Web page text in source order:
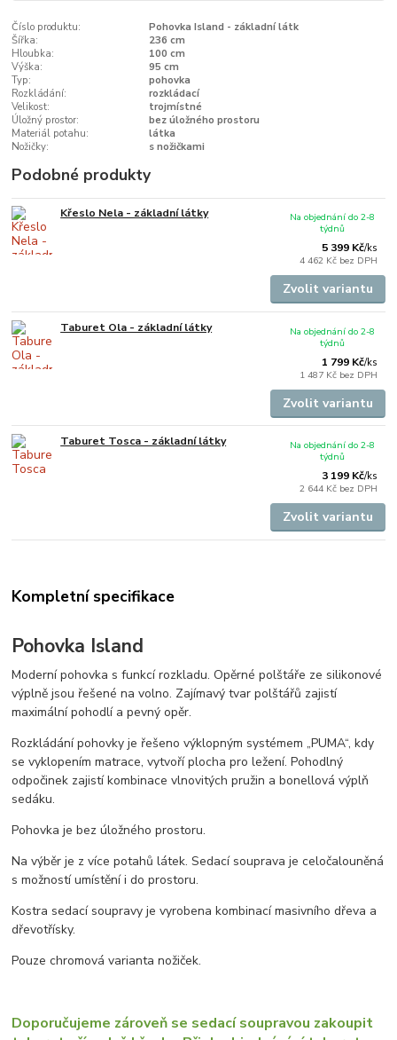
Číslo produktu:
Pohovka Island - základní látk
Šířka:
236 cm
Hloubka:
100 cm
Výška:
95 cm
Typ:
pohovka
Rozkládání:
rozkládací
Velikost:
trojmístné
Úložný prostor:
bez úložného prostoru
Materiál potahu:
látka
Nožičky:
s nožičkami
Podobné produkty
Křeslo Nela - základní látky
5 399 Kč/ks
4 462 Kč bez DPH
Na objednání do 2-8
týdnů
Zvolit variantu
Taburet Ola - základní látky
1 799 Kč/ks
1 487 Kč bez DPH
Na objednání do 2-8
týdnů
Zvolit variantu
Taburet Tosca - základní látky
3 199 Kč/ks
2 644 Kč bez DPH
Na objednání do 2-8
týdnů
Zvolit variantu
Kompletní specifikace
Pohovka Island
Moderní pohovka s funkcí rozkladu. Opěrné polštáře ze silikonové
výplně jsou řešené na volno. Zajímavý tvar polštářů zajistí
maximální pohodlí a pevný opěr.
Rozkládání pohovky je řešeno výklopným systémem „PUMA“, kdy
se vyklopením matrace, vytvoří plocha pro ležení. Pohodlný
odpočinek zajistí kombinace vlnovitých pružin a bonellová výplň
sedáku.
Pohovka je bez úložného prostoru.
Na výběr je z více potahů látek. Sedací souprava je celočalouněná
s možností umístění i do prostoru.
Kostra sedací soupravy je vyrobena kombinací masivního dřeva a
dřevotřísky.
Pouze chromová varianta nožiček.
Doporučujeme zároveň se sedací soupravou zakoupit